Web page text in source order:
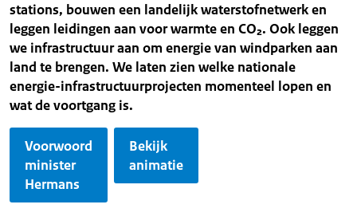
stations, bouwen een landelijk waterstofnetwerk en
leggen leidingen aan voor warmte en CO₂. Ook leggen
we infrastructuur aan om energie van windparken aan
land te brengen. We laten zien welke nationale
energie-infrastructuurprojecten momenteel lopen en
wat de voortgang is.
Voorwoord
minister
Hermans
Bekijk
animatie